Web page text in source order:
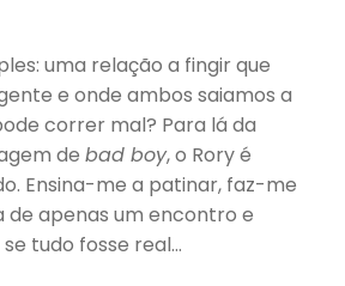
uma relação a fingir que
e onde ambos saiamos a
correr mal? Para lá da
debad boy, o Rory é
Ensina-me a patinar, faz-me
de apenas um encontro e
tudo fosse real…